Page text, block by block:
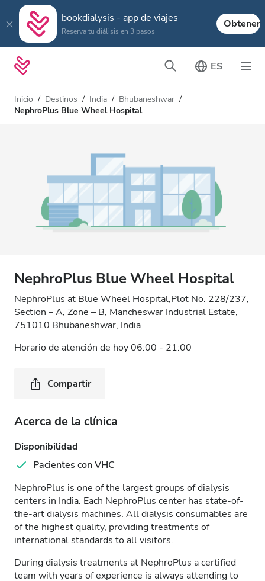
bookdialysis - app de viajes
Reserva tu diálisis en 3 pasos
Obtener
ES
Inicio Destinos India
Bhubaneshwar
NephroPlus Blue Wheel Hospital
NephroPlus Blue Wheel Hospital
NephroPlus at Blue Wheel Hospital,Plot No. 228/237,
Section – A, Zone – B, Mancheswar Industrial Estate,
751010 Bhubaneshwar, India
Horario de atención de hoy 06:00 - 21:00
Compartir
Acerca de la clínica
Disponibilidad
Pacientes con VHC
NephroPlus is one of the largest groups of dialysis
centers in India. Each NephroPlus center has state-of-
the-art dialysis machines. All dialysis consumables are
of the highest quality, providing treatments of
international standards to all visitors.
During dialysis treatments at NephroPlus a certified
team with years of experience is always attending to